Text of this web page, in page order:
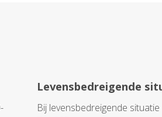
Levensbedreigende
Bij levensbedreigende situatie